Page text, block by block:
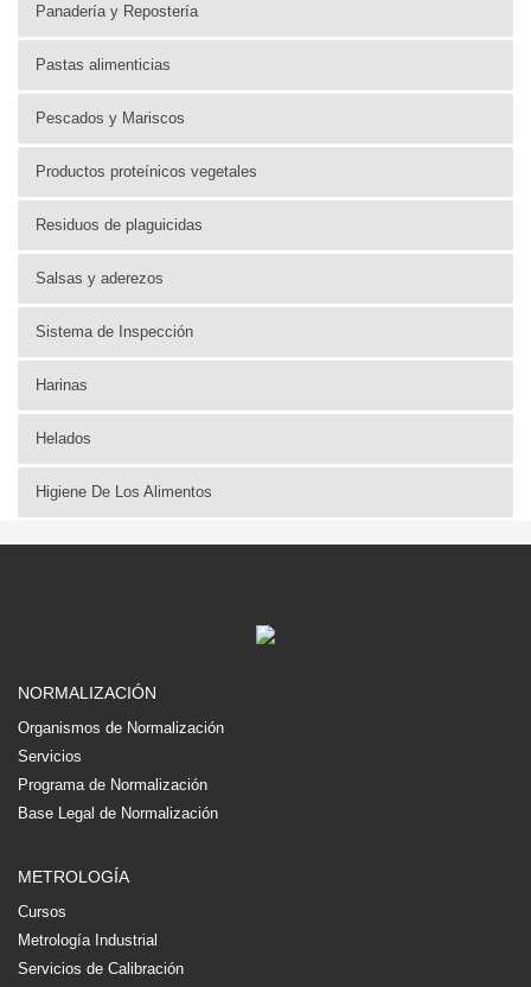
Panadería y Repostería
Pastas alimenticias
Pescados y Mariscos
Productos proteínicos vegetales
Residuos de plaguicidas
Salsas y aderezos
Sistema de Inspección
Harinas
Helados
Higiene De Los Alimentos
NORMALIZACIÓN
Organismos de Normalización
Servicios
Programa de Normalización
Base Legal de Normalización
METROLOGÍA
Cursos
Metrología Industrial
Servicios de Calibración